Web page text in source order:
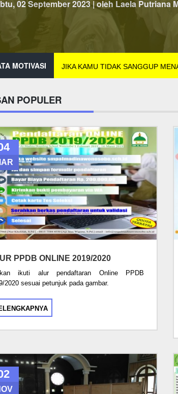
07 November 2021 | oleh Laela Putriana
MOTIVASI JIKA KAMU TIDAK SANGGUP
POPULER
PPDB ONLINE 2019/2020
ikuti alur pendaftaran Online PPDB
2020 sesuai petunjuk pada gambar.